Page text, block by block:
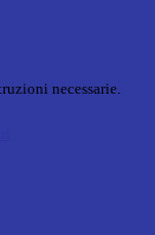
necessarie.